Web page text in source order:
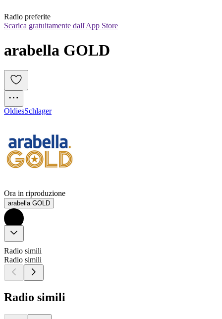
Radio preferite
Scarica gratuitamente dall'App Store
arabella GOLD
OldiesSchlager
Ora in riproduzione
arabella GOLD
Radio simili
Radio simili
Radio simili